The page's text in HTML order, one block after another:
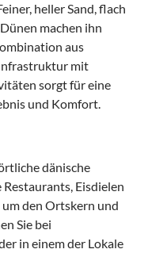
heller Sand, flach
machen ihn
aus
mit
sorgt für eine
und Komfort.
dänische
Restaurants, Eisdielen
den Ortskern und
Sie bei
in einem der Lokale